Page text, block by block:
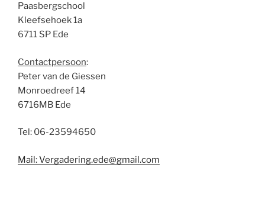
Paasbergschool
Kleefsehoek 1a
6711 SP Ede
Contactpersoon:
Peter van de Giessen
Monroedreef 14
6716MB Ede
Tel: 06-23594650
Mail: Vergadering.ede@gmail.com